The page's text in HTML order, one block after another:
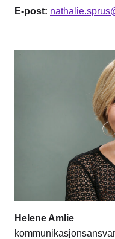
E-post:
Helene Amlie